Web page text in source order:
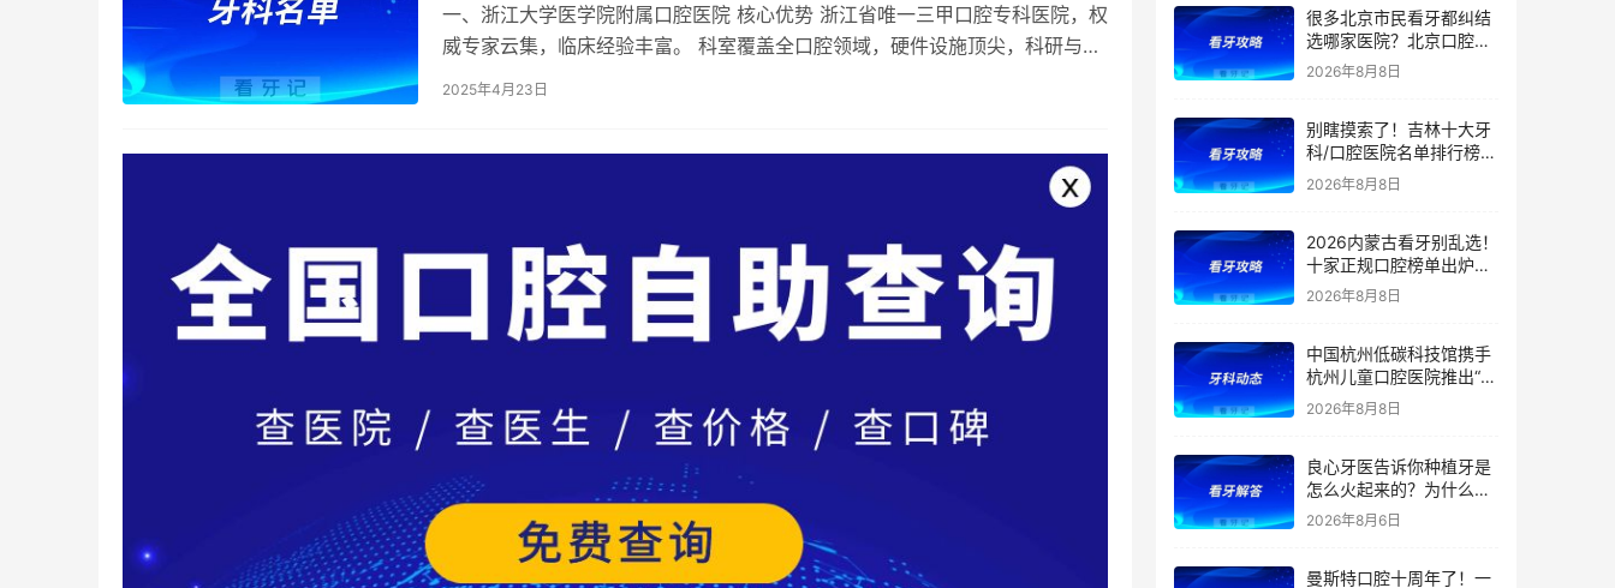
一、浙江大学医学院附属口腔医院 核心优势 浙江省唯一三甲口腔专科医院，权
威专家云集，临床经验丰富。 科室覆盖全口腔领域，硬件设施顶尖，科研与临
床结合紧密。 特色技术 显微根管治疗：…
2025年4月23日
很多北京市民看牙都纠结
选哪家医院？北京口腔医
院前五排名出炉！看牙首
2026年8月8日
别瞎摸索了！吉林十大牙
科/口腔医院名单排行榜！
（多家公立私立医院上
榜）！含2026年【最新
面/种植牙价格表！
2026年8月8日
2026内蒙古看牙别乱选！
十家正规口腔榜单出炉：
公立/私立全覆盖，官方支
矫正、种植牙价格
2026年8月8日
中国杭州低碳科技馆携手
杭州儿童口腔医院推出“我
是小小牙医”职业体验课
2026年8月8日
良心牙医告诉你种植牙是
怎么火起来的？为什么替
代了假牙？
2026年8月6日
曼斯特口腔十周年了！一